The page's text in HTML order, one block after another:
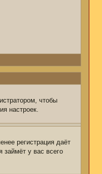
чтобы
настроек.
регистрация даёт
займёт у вас всего